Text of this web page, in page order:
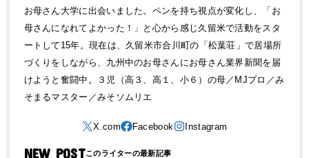
お母さん大学に出会いました。ペンを持ち視点が変化し、「お
母さんになれてよかった！」と心から感じ久留米で活動をスタ
ートして15年。現在は、久留米市合川町の「松葉荘」で居場所
づくりをしながら、九州中のお母さんにお母さん業界新聞を届
けようと奮闘中。３児（高３、高１、小６）の母／MJプロ／み
そまるマスター／みそソムリエ
NEW POST